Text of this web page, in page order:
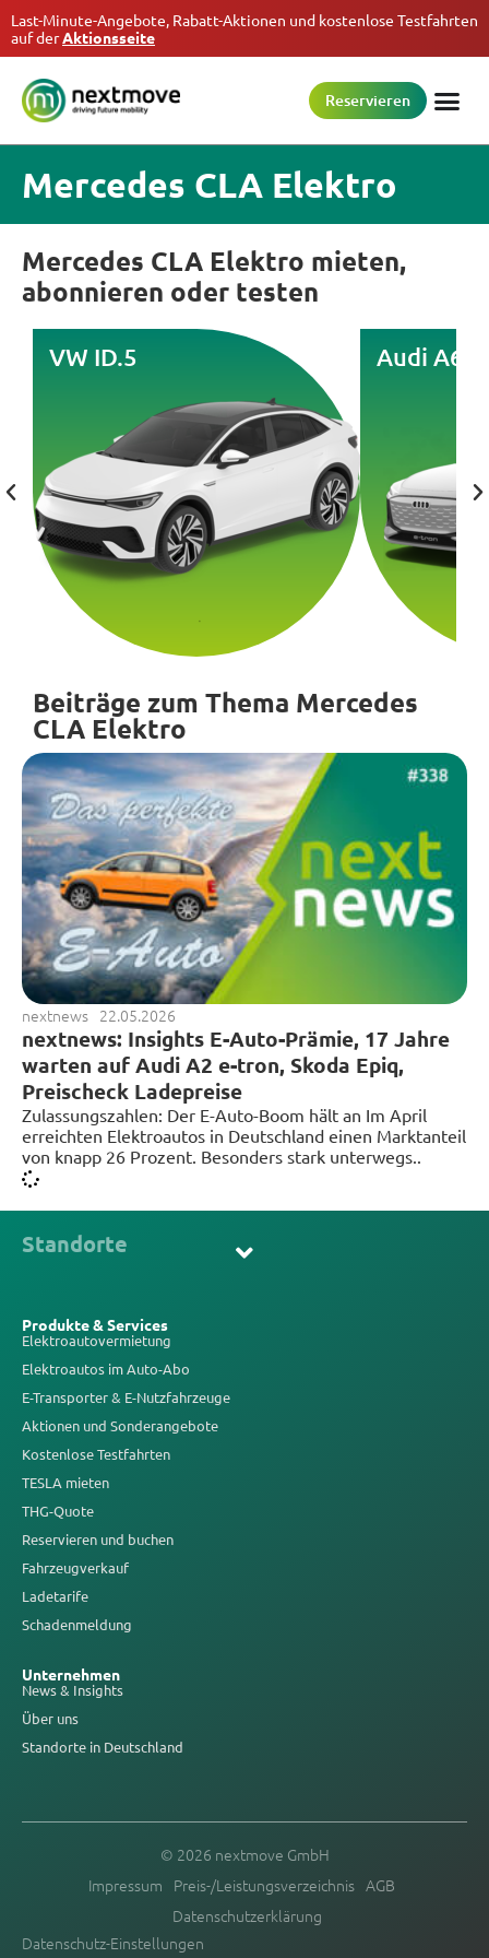
Last-Minute-Angebote, Rabatt-Aktionen und kostenlose Testfahrten
auf derAktionsseite
Reservieren
Mercedes CLA Elektro
Mercedes CLA Elektro mieten,
abonnieren oder testen
VW ID.5 Audi A6
Beiträge zum Thema Mercedes
CLA Elektro
nextnews 22.05.2026
nextnews: Insights E-Auto-Prämie, 17 Jahre
warten auf Audi A2 e-tron, Skoda Epiq,
Preischeck Ladepreise
Zulassungszahlen: Der E-Auto-Boom hält an Im April
erreichten Elektroautos in Deutschland einen Marktanteil
von knapp 26 Prozent. Besonders stark unterwegs..
Standorte
Produkte & Services
Elektroautovermietung
Elektroautos im Auto-Abo
E-Transporter & E-Nutzfahrzeuge
Aktionen und Sonderangebote
Kostenlose Testfahrten
TESLA mieten
THG-Quote
Reservieren und buchen
Fahrzeugverkauf
Ladetarife
Schadenmeldung
Unternehmen
News & Insights
Über uns
Standorte in Deutschland
© 2026 nextmove GmbH
Impressum Preis-/Leistungsverzeichnis AGB
Datenschutzerklärung
Datenschutz-Einstellungen